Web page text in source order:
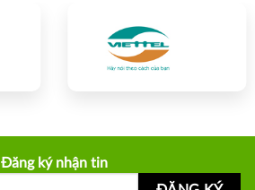
Đăng ký nhận tin